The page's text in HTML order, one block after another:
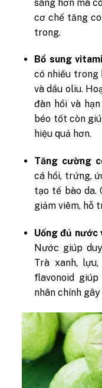
sáng hơn mà
cơ chế tăng
trong.
Bổ sung
có nhiều trong
và dầu oliu.
đàn hồi và
béo tốt còn
hiệu quả hơn.
Tăng cường
cá hồi, trứng,
tạo tế bào da.
giảm viêm, hỗ
Uống đủ nước
Nước giúp
Trà xanh,
flavonoid
nhân chính